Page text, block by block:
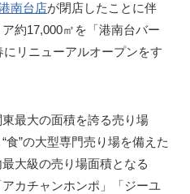
南台店が閉店したことに伴
約17,000㎡を「港南台バー
リニューアルオープンをす
最大の面積を誇る売り場
食”の大型専門売り場を備えた
大級の売り場面積となる
カチャンホンポ」「ジーユ